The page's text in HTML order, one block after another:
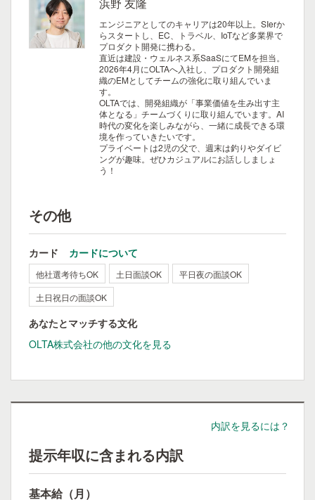
エンジニアとしてのキャリアは20年以上。SIerか
らスタートし、EC、トラベル、IoTなど多業界で
プロダクト開発に携わる。
直近は建設・ウェルネス系SaaSにてEMを担当。
2026年4月にOLTAへ入社し、プロダクト開発組
織のEMとしてチームの強化に取り組んでいま
す。
OLTAでは、開発組織が「事業価値を生み出す主
体となる」チームづくりに取り組んでいます。AI
時代の変化を楽しみながら、一緒に成長できる環
境を作っていきたいです。
プライベートは2児の父で、週末は釣りやダイビ
ングが趣味。ぜひカジュアルにお話ししましょ
う！
その他
カード カードについて
他社選考待ちOK 土日面談OK
平日夜の面談OK
土日祝日の面談OK
あなたとマッチする文化
OLTA株式会社の他の文化を見る
内訳を見るには？
提示年収に含まれる内訳
基本給（月）